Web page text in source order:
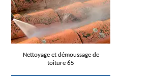
Nettoyage et démoussage de
toiture 65